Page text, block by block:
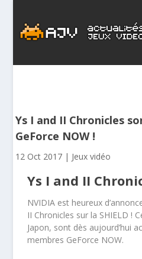
Ys I and II Chronicles
GeForce NOW !
12 Oct 2017 | Jeux vidéo
Ys I and II
NVIDIA est heureux
II Chronicles sur la SHIELD !
Japon, sont dès aujourd’hui
membres GeForce NOW.